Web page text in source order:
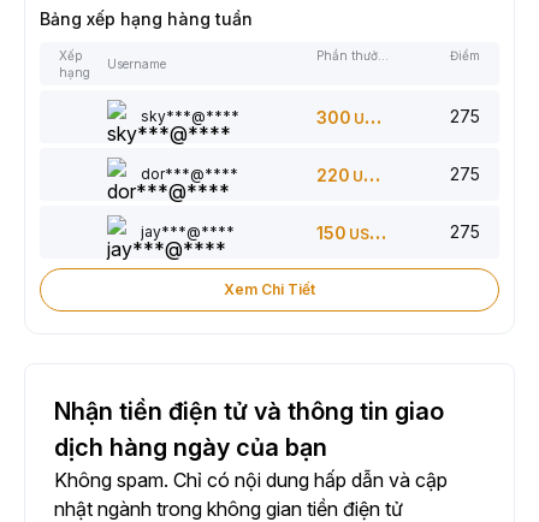
Bảng xếp hạng hàng tuần
Xếp
hạng
Username
Điểm
sky***@**** 300 USDT 275
dor***@**** 220 USDT 275
jay***@**** 150 USDT 275
Xem Chi Tiết
Nhận tiền điện tử và thông tin giao
dịch hàng ngày của bạn
Không spam. Chỉ có nội dung hấp dẫn và cập
nhật ngành trong không gian tiền điện tử